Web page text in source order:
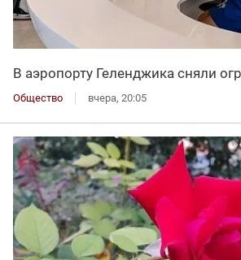
В аэропорту Геленджика сняли
Общество вчера, 20:05